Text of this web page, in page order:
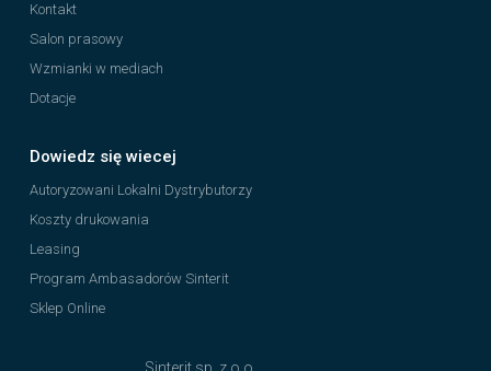
Kontakt
Salon prasowy
Wzmianki w mediach
Dotacje
Dowiedz się wiecej
Autoryzowani Lokalni Dystrybutorzy
Koszty drukowania
Leasing
Program Ambasadorów Sinterit
Sklep Online